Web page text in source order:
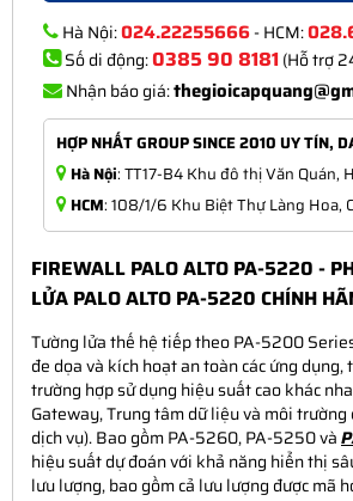
Hà Nội:024.22255666- HCM:
Số di động:0385 90 8181(Hỗ trợ
Nhận báo giá:
HỢP NHẤT GROUP SINCE 2010 UY TÍN,
Hà Nội: TT17-B4 Khu đô thị Văn Quán,
HCM: 108/1/6 Khu Biệt Thự Làng Hoa,
FIREWALL PALO ALTO PA-5220 -
LỬA PALO ALTO PA-5220 CHÍNH
Tường lửa thế hệ tiếp theo PA-5200
đe dọa và kích hoạt an toàn các ứng dụng,
trường hợp sử dụng hiệu suất cao khác
Gateway, Trung tâm dữ liệu và môi trường
dịch vụ). Bao gồmPA-5260, PA-5250và
hiệu suất dự đoán với khả năng hiển thị
lưu lượng, bao gồm cả lưu lượng được mã